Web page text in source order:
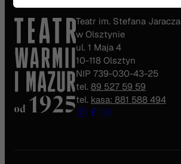
Teatr im. Stefana Jaracza
w Olsztynie
ul. 1 Maja 4
10-118 Olsztyn
NIP 739-030-43-25
tel. 89 527 59 59
tel. kasa: 881 588 494